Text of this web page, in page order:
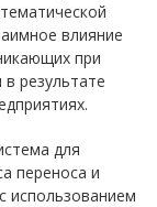
влияние
при
результате
для
переноса и
использованием